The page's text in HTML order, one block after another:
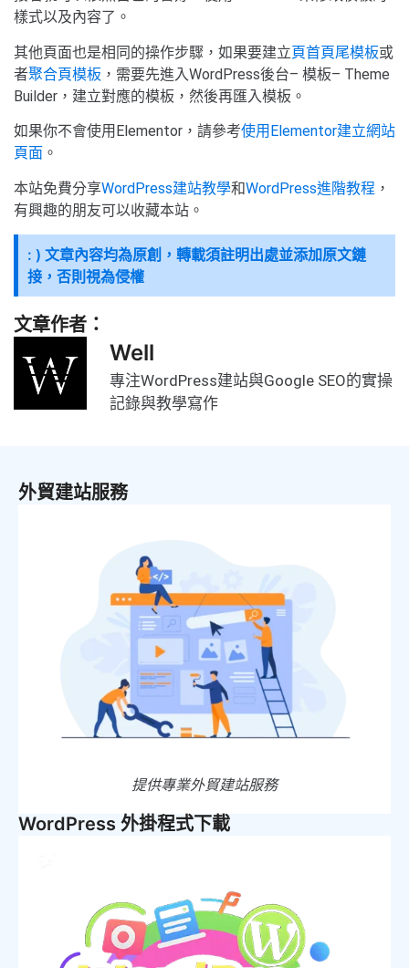
樣式以及內容了。
其他頁面也是相同的操作步驟，如果要建立頁首頁尾模板或
者聚合頁模板 ，需要先進入WordPress後台– 模板– Theme
Builder，建立對應的模板，然後再匯入模板。
如果你不會使用Elementor，請參考使用Elementor建立網站
頁面 。
本站免費分享WordPress建站教學和WordPress進階教程 ，
有興趣的朋友可以收藏本站。
: ) 文章內容均為原創，轉載須註明出處並添加原文鏈
接，否則視為侵權
文章作者：
Well
專注WordPress建站與Google SEO的實操
記錄與教學寫作
外貿建站服務
提供專業外貿建站服務
WordPress 外掛程式下載